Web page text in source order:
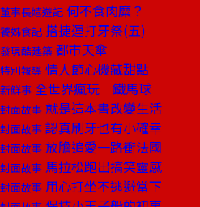
董事長嬉遊記 何不食肉糜？
饕姊食記 搭捷運打牙祭(五)
發現酷建築 都市天傘
特別報導 情人節心機藏甜點
新鮮事 全世界瘋玩 鐵馬球
封面故事 就是這本書改變生活
封面故事 認真刷牙也有小確幸
封面故事 放膽追愛一路衝法國
封面故事 馬拉松跑出搞笑靈感
封面故事 用心打坐不逃避當下